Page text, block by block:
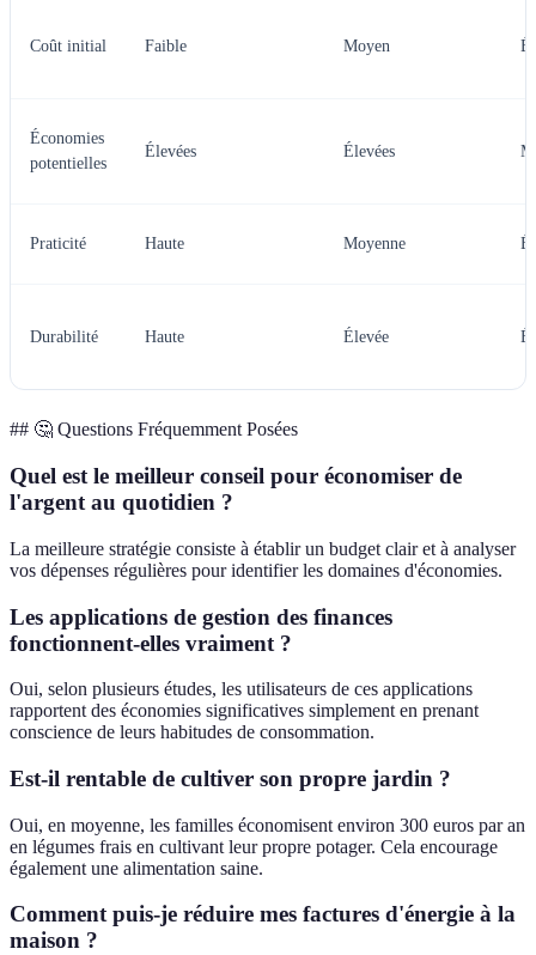
Coût initial Faible Moyen
Économies
potentielles
Élevées Élevées
Praticité Haute Moyenne
Durabilité Haute Élevée
## 🤔 Questions Fréquemment Posées
Quel est le meilleur conseil pour économiser de
l'argent au quotidien ?
La meilleure stratégie consiste à établir un budget clair et à analyser
vos dépenses régulières pour identifier les domaines d'économies.
Les applications de gestion des finances
fonctionnent-elles vraiment ?
Oui, selon plusieurs études, les utilisateurs de ces applications
rapportent des économies significatives simplement en prenant
conscience de leurs habitudes de consommation.
Est-il rentable de cultiver son propre jardin ?
Oui, en moyenne, les familles économisent environ 300 euros par an
en légumes frais en cultivant leur propre potager. Cela encourage
également une alimentation saine.
Comment puis-je réduire mes factures d'énergie à la
maison ?